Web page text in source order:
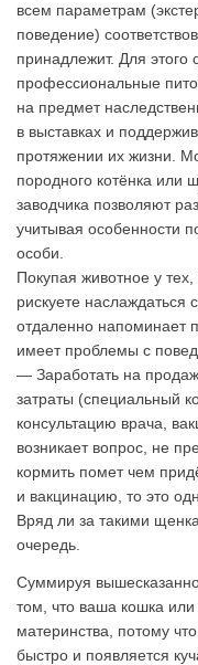
всем параметрам
поведение)
принадлежит. Для этого
профессиональные
на предмет
в выставках и
протяжении их жизни.
породного котёнка или
заводчика позволяют
учитывая особенности
особи.
Покупая животное у
рискуете наслаждаться
отдаленно напоминает
имеет проблемы с
— Заработать на
затраты (специальный
консультацию врача,
возникает вопрос, не
кормить помет чем
и вакцинацию, то это
Вряд ли за такими
очередь.
Суммируя
том, что ваша кошка
материнства, потому
быстро и появляется